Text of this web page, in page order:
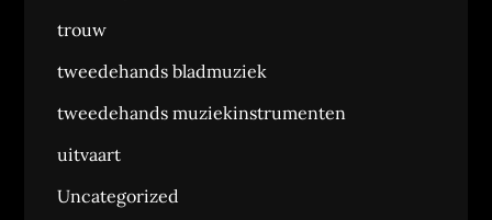
trouw
tweedehands bladmuziek
tweedehands muziekinstrumenten
uitvaart
Uncategorized